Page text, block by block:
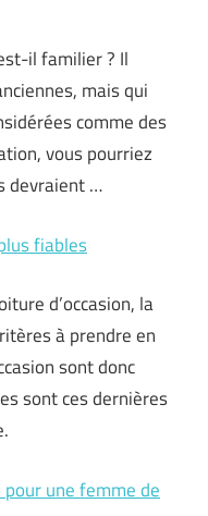
il familier ? Il
mais qui
comme des
vous pourriez
devraient …
fiables
d’occasion, la
à prendre en
sont donc
sont ces dernières
une femme de